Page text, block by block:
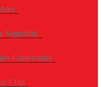
Seguridad
Comerciales
Chip